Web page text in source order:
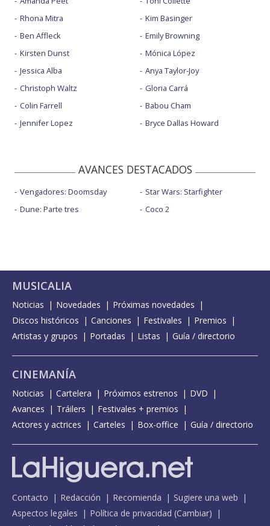
Rhona Mitra
Ben Affleck
Kirsten Dunst
Jessica Alba
Christoph Waltz
Colin Farrell
Jennifer Lopez
Kim Basinger
Emily Browning
Mónica López
Anya Taylor-Joy
Gloria Carrá
Babou Cham
Bryce Dallas Howard
AVANCES DESTACADOS
Vengadores: Doomsday
Dune: Parte tres
Star Wars: Starfighter
Coco 2
MUSICALIA
Noticias Novedades
Próximas novedades
Discos históricos
Canciones Festivales
Premios
Artistas y grupos
Portadas Listas Guía / directorio
CINEMANÍA
Noticias Cartelera Próximos estrenos
DVD
Avances
Tráilers
Festivales + premios
Actores y actrices
Carteles Box-office Guía / directorio
Contacto Redacción Recomienda
Sugiere una web
Aspectos legales
Política de privacidad (Cambiar)